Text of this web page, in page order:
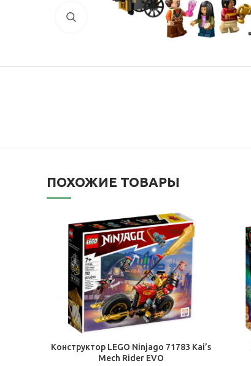
Нажмите для увеличения
ПОХОЖИЕ ТОВАРЫ
В КОРЗИНУ
Конструктор LEGO Ninjago 71783 Kai’s
Mech Rider EVO